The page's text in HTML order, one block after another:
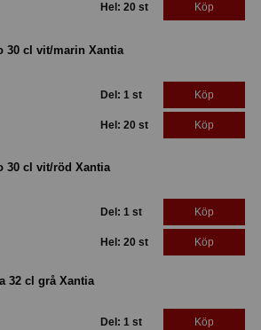
Hel: 20 st Köp
30 cl vit/marin Xantia
Del: 1 st Köp
Hel: 20 st Köp
30 cl vit/röd Xantia
Del: 1 st Köp
Hel: 20 st Köp
32 cl grå Xantia
Del: 1 st Köp